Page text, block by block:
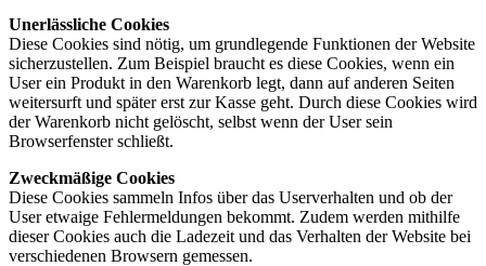
Unerlässliche Cookies
Diese Cookies sind nötig, um grundlegende Funktionen der Website
sicherzustellen. Zum Beispiel braucht es diese Cookies, wenn ein
User ein Produkt in den Warenkorb legt, dann auf anderen Seiten
weitersurft und später erst zur Kasse geht. Durch diese Cookies wird
der Warenkorb nicht gelöscht, selbst wenn der User sein
Browserfenster schließt.
Zweckmäßige Cookies
Diese Cookies sammeln Infos über das Userverhalten und ob der
User etwaige Fehlermeldungen bekommt. Zudem werden mithilfe
dieser Cookies auch die Ladezeit und das Verhalten der Website bei
verschiedenen Browsern gemessen.